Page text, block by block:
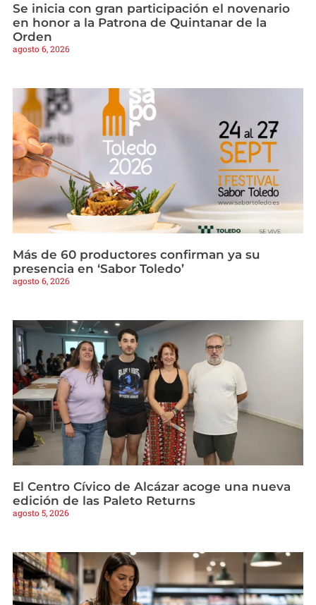
Se inicia con gran participación el novenario
en honor a la Patrona de Quintanar de la
Orden
agosto 6, 2026
Más de 60 productores confirman ya su
presencia en ‘Sabor Toledo’
agosto 6, 2026
El Centro Cívico de Alcázar acoge una nueva
edición de las Paleto Returns
agosto 5, 2026